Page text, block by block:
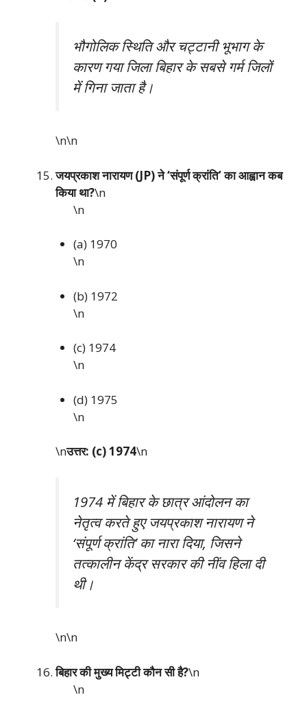
भौगोलिक स्थिति और चट्टानी भूभाग के
कारण गया जिला बिहार के सबसे गर्म जिलों
में गिना जाता है।
\n\n
जयप्रकाश नारायण (JP) ने ‘संपूर्ण क्रांति’ का आह्वान कब
किया था?\n
\n
(a) 1970
\n
(b) 1972
\n
(c) 1974
\n
(d) 1975
\n
\nउत्तर: (c) 1974\n
1974 में बिहार के छात्र आंदोलन का
नेतृत्व करते हुए जयप्रकाश नारायण ने
‘संपूर्ण क्रांति’ का नारा दिया, जिसने
तत्कालीन केंद्र सरकार की नींव हिला दी
थी।
\n\n
बिहार की मुख्य मिट्टी कौन सी है?\n
\n